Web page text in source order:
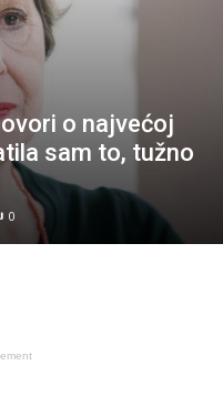
o najvećoj
sam to, tužno
0